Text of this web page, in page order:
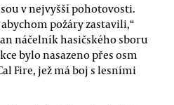
v nejvyšší pohotovosti.
požáry zastavili,“
náčelník hasičského sboru
bylo nasazeno přes osm
Fire, jež má boj s lesními